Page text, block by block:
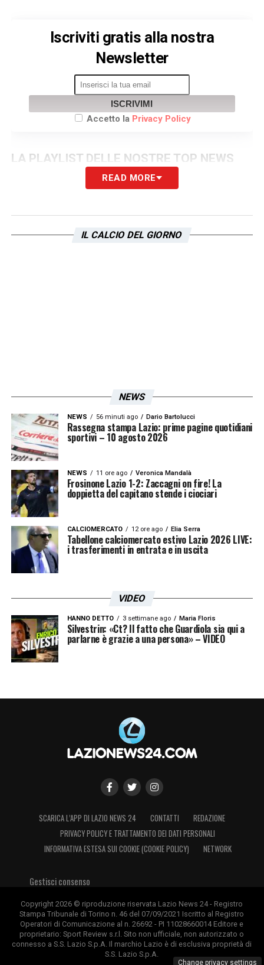
Iscriviti gratis alla nostra
Newsletter
ISCRIVIMI
Accetto la Privacy Policy
LA PLAYLIST DELLE NOSTRE TOP NEWS
READ MORE
IL CALCIO DEL GIORNO
NEWS
NEWS 56 minuti ago Dario Bartolucci
Rassegna stampa Lazio: prime pagine quotidiani
sportivi – 10 agosto 2026
NEWS 11 ore ago Veronica Mandalà
Frosinone Lazio 1-2: Zaccagni on fire! La
doppietta del capitano stende i ciociari
CALCIOMERCATO 12 ore ago Elia Serra
Tabellone calciomercato estivo Lazio 2026 LIVE:
i trasferimenti in entrata e in uscita
VIDEO
HANNO DETTO 3 settimane ago Maria Floris
Silvestrin: «Ct? Il fatto che Guardiola sia qui a
parlarne è grazie a una persona» – VIDEO
SCARICA L’APP DI LAZIO NEWS 24 CONTATTI
REDAZIONE
PRIVACY POLICY E TRATTAMENTO DEI DATI PERSONALI
INFORMATIVA ESTESA SUI COOKIE (COOKIE POLICY)
NETWORK
Gestisci consenso
Copyright 2026 © riproduzione riservata Lazio News 24 - Registro
Stampa Tribunale di Torino n. 46 del 07/09/2021 Iscritto al Registro
Operatori di Comunicazione al n. 26692 - PI 11028660014 Editore e
proprietario: Sport Review s.r.l. Sito non ufficiale, non autorizzato o
connesso a S.S. Lazio S.p.A. Il marchio Lazio è di esclusiva proprietà di
S.S. Lazio S.p.A.
Change privacy settings